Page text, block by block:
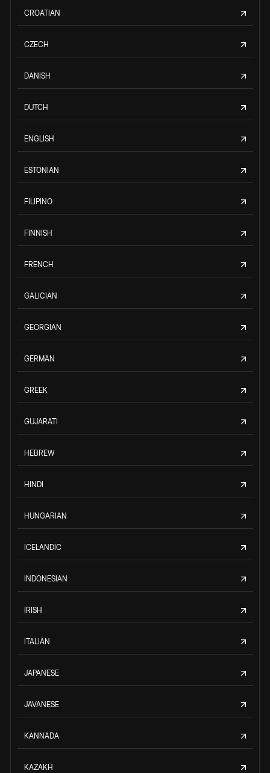
CROATIAN
CZECH
DANISH
DUTCH
ENGLISH
ESTONIAN
FILIPINO
FINNISH
FRENCH
GALICIAN
GEORGIAN
GERMAN
GREEK
GUJARATI
HEBREW
HINDI
HUNGARIAN
ICELANDIC
INDONESIAN
IRISH
ITALIAN
JAPANESE
JAVANESE
KANNADA
KAZAKH